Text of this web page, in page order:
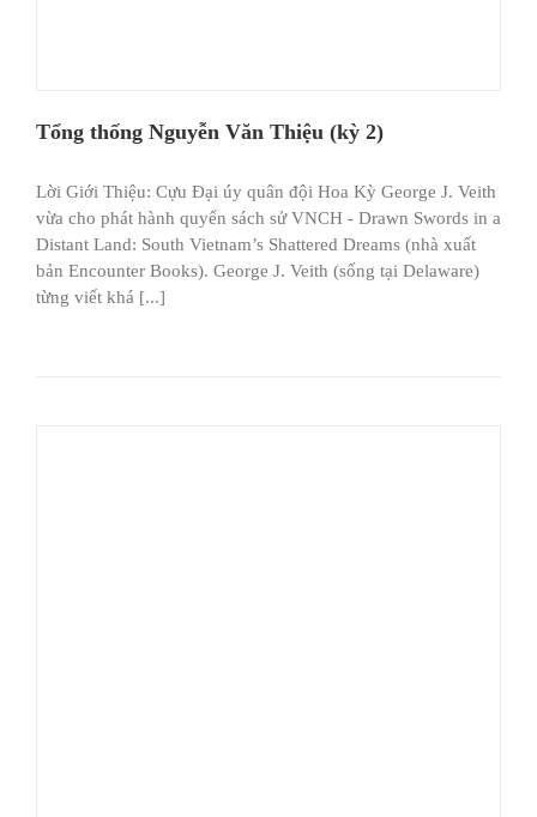
Tổng thống Nguyễn Văn Thiệu (kỳ 2)
Lời Giới Thiệu: Cựu Đại úy quân đội Hoa Kỳ George J. Veith
vừa cho phát hành quyển sách sử VNCH - Drawn Swords in a
Distant Land: South Vietnam’s Shattered Dreams (nhà xuất
bản Encounter Books). George J. Veith (sống tại Delaware)
từng viết khá [...]